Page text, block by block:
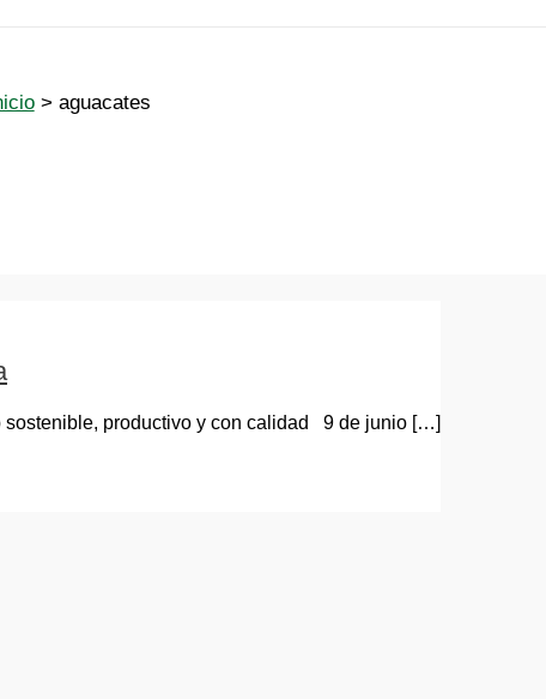
aguacates
productivo y con calidad 9 de junio […]